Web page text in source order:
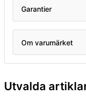
Garantier
Om varumärket
Utvalda